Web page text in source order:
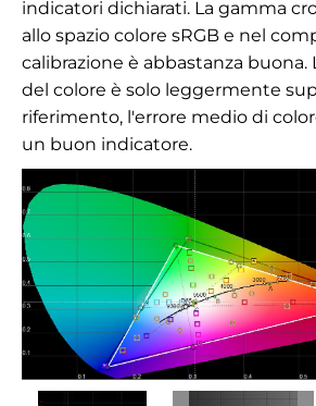
indicatori dichiarati. La gamma
allo spazio colore sRGB e nel
calibrazione è abbastanza buona.
del colore è solo leggermente
riferimento, l'errore medio di
un buon indicatore.